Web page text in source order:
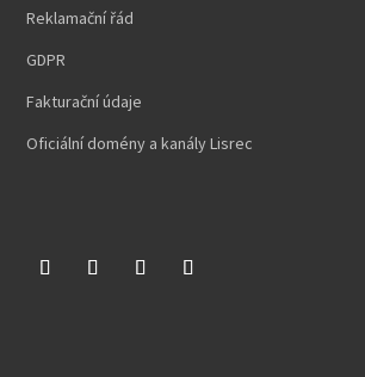
Reklamační řád
GDPR
Fakturační údaje
Oficiální domény a kanály Lisrec